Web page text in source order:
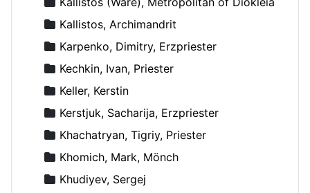
Kallistos, Archimandrit
Karpenko, Dimitry, Erzpriester
Kechkin, Ivan, Priester
Keller, Kerstin
Kerstjuk, Sacharija, Erzpriester
Khachatryan, Tigriy, Priester
Khomich, Mark, Mönch
Khudiyev, Sergej